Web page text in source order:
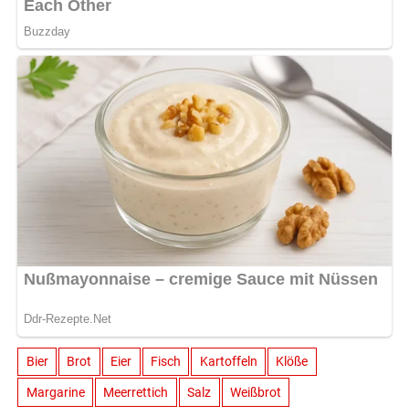
Bier Brot Eier Fisch Kartoffeln Klöße
Margarine Meerrettich Salz Weißbrot